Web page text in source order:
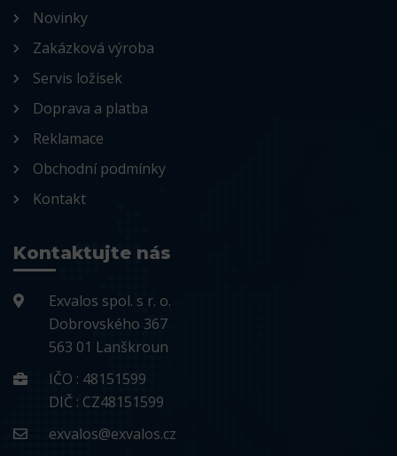
Novinky
Zakázková výroba
Servis ložisek
Doprava a platba
Reklamace
Obchodní podmínky
Kontakt
Kontaktujte nás
Exvalos spol. s r. o.
Dobrovského 367
563 01 Lanškroun
IČO : 48151599
DIČ : CZ48151599
exvalos@exvalos.cz